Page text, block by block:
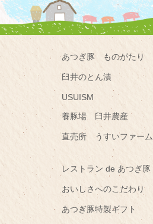
あつぎ豚 ものがたり
臼井のとん漬
USUISM
養豚場 臼井農産
直売所 うすいファーム
レストラン de あつぎ豚
おいしさへのこだわり
あつぎ豚特製ギフト